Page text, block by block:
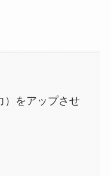
）をアップさせ